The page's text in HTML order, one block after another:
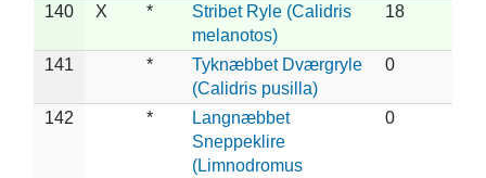
140 X *
Stribet Ryle (Calidris
melanotos)
18
141 *
Tyknæbbet Dværgryle
(Calidris pusilla)
0
142 *
Langnæbbet
Sneppeklire
(Limnodromus
0